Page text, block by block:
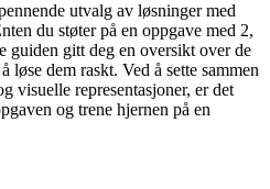
utvalg av løsninger med
du støter på en oppgave med 2,
guiden gitt deg en oversikt over de
løse dem raskt. Ved å sette sammen
visuelle representasjoner, er det
og trene hjernen på en